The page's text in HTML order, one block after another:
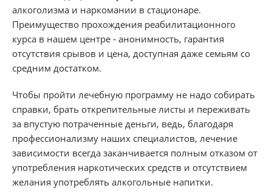
алкоголизма и наркомании в стационаре.
Преимущество прохождения реабилитационного
курса в нашем центре ‑ анонимность, гарантия
отсутствия срывов и цена, доступная даже семьям со
средним достатком.
Чтобы пройти лечебную программу не надо собирать
справки, брать открепительные листы и переживать
за впустую потраченные деньги, ведь, благодаря
профессионализму наших специалистов, лечение
зависимости всегда заканчивается полным отказом от
употребления наркотических средств и отсутствием
желания употреблять алкогольные напитки.